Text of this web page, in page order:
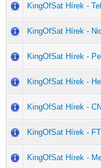
KingOfSat Hírek -
KingOfSat Hírek -
KingOfSat Hírek -
KingOfSat Hírek -
KingOfSat Hírek -
KingOfSat Hírek -
KingOfSat Hírek -